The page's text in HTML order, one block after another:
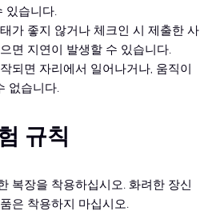
있습니다.
가 좋지 않거나 체크인 시 제출한 사
면 지연이 발생할 수 있습니다.
되면 자리에서 일어나거나, 움직이
없습니다.
규칙
복장을 착용하십시오. 화려한 장신
은 착용하지 마십시오.